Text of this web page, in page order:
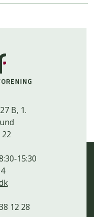
B, 1.
15:30
12 28